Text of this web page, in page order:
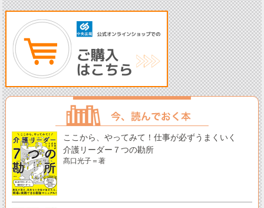
ここから、やってみて！仕事が必ずうまくいく
介護リーダー７つの勘所
髙口光子＝著